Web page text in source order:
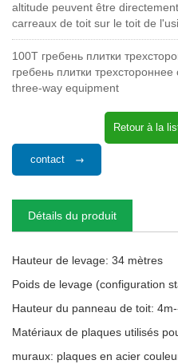
altitude peuvent être
carreaux de toit sur le toit de
100T гребень плитки
гребень плитки
three-way equipment
contact
Retour à la
Détails du produit
Hauteur de levage: 34 mètres
Poids de levage (configuration
Hauteur du panneau de toit:
Matériaux de plaques utilisés
muraux: plaques en acier